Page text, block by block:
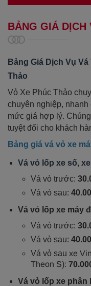
BẢNG GIÁ DỊCH
Bảng Giá Dịch Vụ
Thảo
Vỏ Xe Phúc Thảo
chuyên nghiệp,
mức giá hợp lý.
tuyệt đối cho khách
Bảng giá vá vỏ xe
Vá vỏ lốp xe số,
Vá vỏ trước:
Vá vỏ sau:
Vá vỏ lốp xe máy
Vá vỏ trước:
Vá vỏ sau: 4
Vá vỏ sau xe
Theon S):
Vá vỏ lốp xe